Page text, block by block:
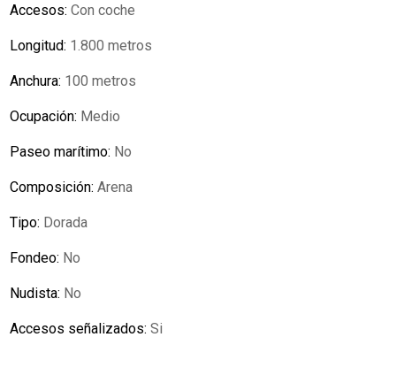
Accesos:Con coche
Longitud: 1.800 metros
Anchura: 100 metros
Ocupación: Medio
Paseo marítimo: No
Composición:Arena
Tipo: Dorada
Fondeo: No
Nudista: No
Accesos señalizados:Si